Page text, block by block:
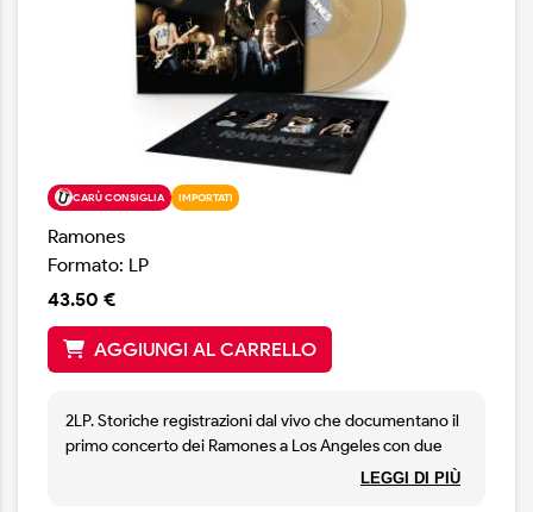
CARÙ CONSIGLIA IMPORTATI
Ramones
Formato: LP
43.50 €
AGGIUNGI AL CARRELLO
2LP. Storiche registrazioni dal vivo che documentano il
primo concerto dei Ramones a Los Angeles con due
interi set esattamente come vennero suonati al club
LEGGI DI PIÙ